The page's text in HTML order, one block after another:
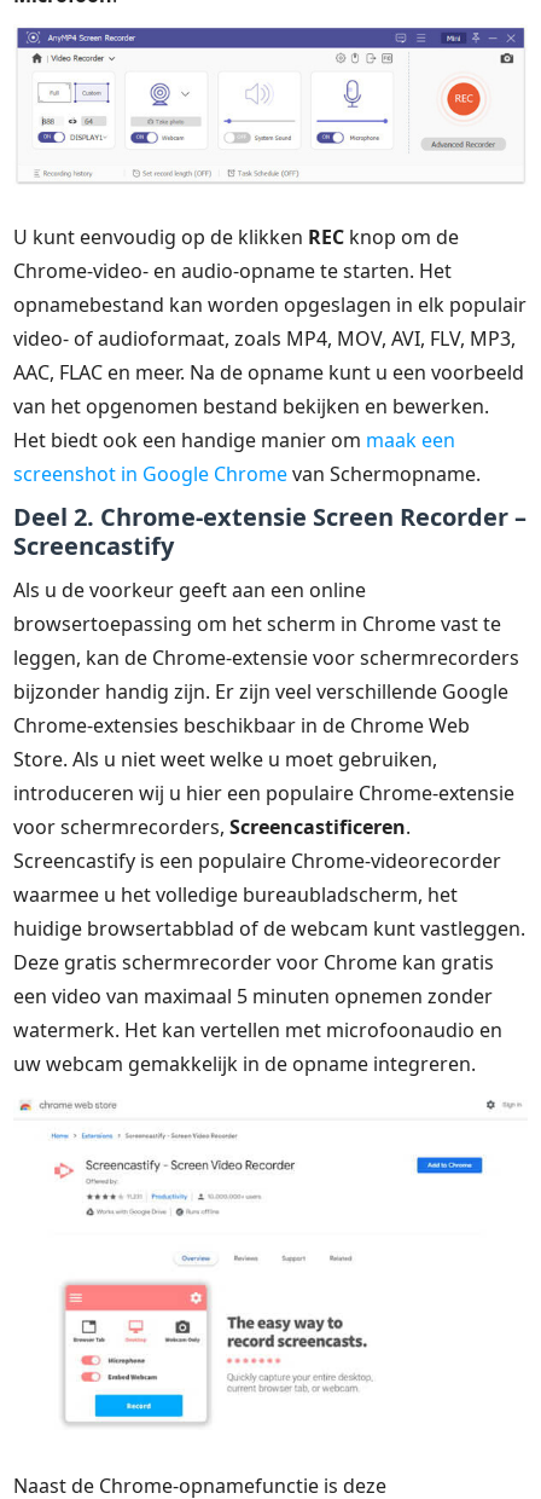
U kunt eenvoudig op de klikken REC knop om de
Chrome-video- en audio-opname te starten. Het
opnamebestand kan worden opgeslagen in elk populair
video- of audioformaat, zoals MP4, MOV, AVI, FLV, MP3,
AAC, FLAC en meer. Na de opname kunt u een voorbeeld
van het opgenomen bestand bekijken en bewerken.
Het biedt ook een handige manier om maak een
screenshot in Google Chromevan Schermopname.
Deel 2. Chrome-extensie Screen Recorder –
Screencastify
Als u de voorkeur geeft aan een online
browsertoepassing om het scherm in Chrome vast te
leggen, kan de Chrome-extensie voor schermrecorders
bijzonder handig zijn. Er zijn veel verschillende Google
Chrome-extensies beschikbaar in de Chrome Web
Store. Als u niet weet welke u moet gebruiken,
introduceren wij u hier een populaire Chrome-extensie
voor schermrecorders,Screencastificeren.
Screencastify is een populaire Chrome-videorecorder
waarmee u het volledige bureaubladscherm, het
huidige browsertabblad of de webcam kunt vastleggen.
Deze gratis schermrecorder voor Chrome kan gratis
een video van maximaal 5 minuten opnemen zonder
watermerk. Het kan vertellen met microfoonaudio en
uw webcam gemakkelijk in de opname integreren.
Naast de Chrome-opnamefunctie is deze